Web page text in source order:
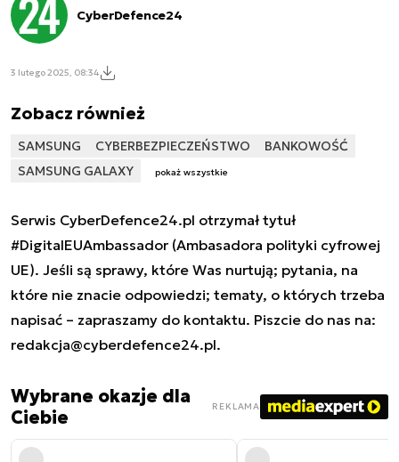
CyberDefence24
3 lutego 2025, 08:34
Zobacz również
SAMSUNG CYBERBEZPIECZEŃSTWO
BANKOWOŚĆ
SAMSUNG GALAXY
pokaż wszystkie
Serwis CyberDefence24.pl otrzymał tytuł
#DigitalEUAmbassador (Ambasadora polityki cyfrowej
UE). Jeśli są sprawy, które Was nurtują; pytania, na
które nie znacie odpowiedzi; tematy, o których trzeba
napisać – zapraszamy do kontaktu. Piszcie do nas na:
redakcja@cyberdefence24.pl.
Wybrane okazje dla
Ciebie
REKLAMA